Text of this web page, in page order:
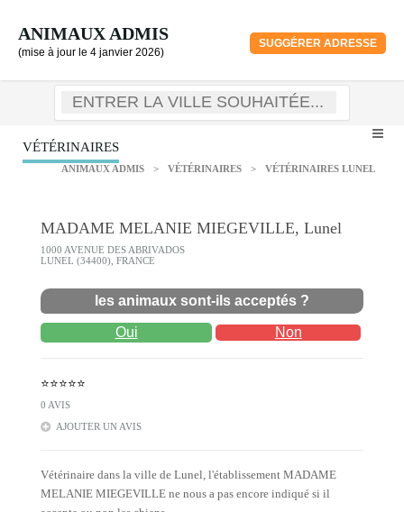
ANIMAUX ADMIS
(mise à jour le 4 janvier 2026)
SUGGÉRER ADRESSE
VÉTÉRINAIRES
ANIMAUX ADMIS > VÉTÉRINAIRES > VÉTÉRINAIRES LUNEL
MADAME MELANIE MIEGEVILLE, Lunel
1000 AVENUE DES ABRIVADOS
LUNEL (34400), FRANCE
les animaux sont-ils acceptés ?
Oui Non
⭐⭐⭐⭐⭐
0 AVIS
AJOUTER UN AVIS
Vétérinaire dans la ville de Lunel, l'établissement MADAME
MELANIE MIEGEVILLE ne nous a pas encore indiqué si il